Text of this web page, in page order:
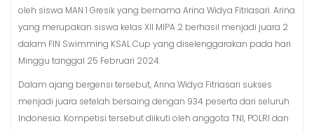
oleh siswa MAN 1 Gresik yang bernama Arina Widya Fitriasari. Arina
yang merupakan siswa kelas XII MIPA 2 berhasil menjadi juara 2
dalam FIN Swimming KSAL Cup yang diselenggarakan pada hari
Minggu tanggal 25 Februari 2024.
Dalam ajang bergensi tersebut, Arina Widya Fitriasari sukses
menjadi juara setelah bersaing dengan 934 peserta dari seluruh
Indonesia. Kompetisi tersebut diikuti oleh anggota TNI, POLRI dan